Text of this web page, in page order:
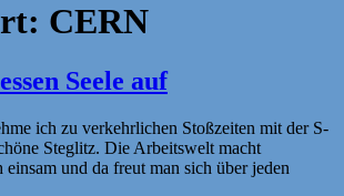
CERN
Seele auf
ich zu verkehrlichen Stoßzeiten mit der S-
Steglitz. Die Arbeitswelt macht
und da freut man sich über jeden